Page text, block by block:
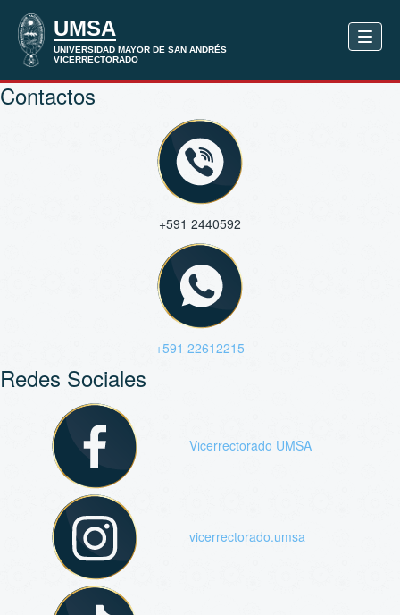
Contactos
+591 2440592
+591 22612215
Redes Sociales
Vicerrectorado UMSA
vicerrectorado.umsa